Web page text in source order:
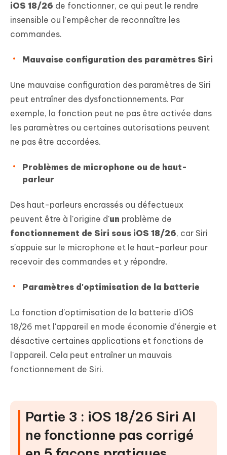
iOS 18/26 de fonctionner, ce qui peut le rendre
insensible ou l'empêcher de reconnaître les
commandes.
Mauvaise configuration des paramètres Siri
Une mauvaise configuration des paramètres de Siri
peut entraîner des dysfonctionnements. Par
exemple, la fonction peut ne pas être activée dans
les paramètres ou certaines autorisations peuvent
ne pas être accordées.
Problèmes de microphone ou de haut-
parleur
Des haut-parleurs encrassés ou défectueux
peuvent être à l'origine d'un problème de
fonctionnement de Siri sous iOS 18/26, car Siri
s'appuie sur le microphone et le haut-parleur pour
recevoir des commandes et y répondre.
Paramètres d'optimisation de la batterie
La fonction d'optimisation de la batterie d'iOS
18/26 met l'appareil en mode économie d'énergie et
désactive certaines applications et fonctions de
l'appareil. Cela peut entraîner un mauvais
fonctionnement de Siri.
Partie 3 : iOS 18/26 Siri AI
ne fonctionne pas corrigé